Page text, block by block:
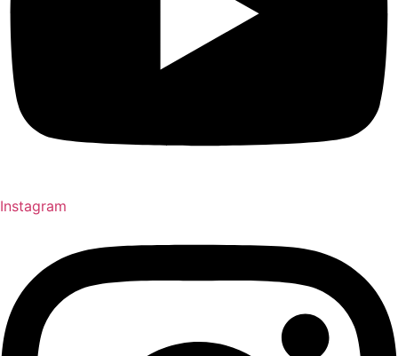
Instagram